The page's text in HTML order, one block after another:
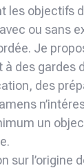
les objectifs
ou sans
Je
des gardes
des
un
sur l’origine